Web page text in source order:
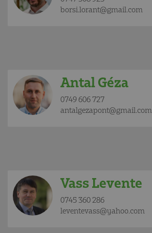
borsi.lorant@gmail.com
Antal Géza
0749 606 727
antalgezapont@gmail.com
Vass Levente
0745 360 286
leventevass@yahoo.com